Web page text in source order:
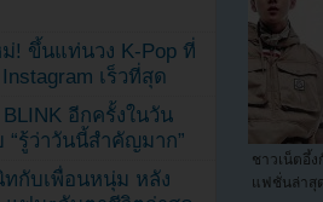
ชาวเน็ตอึ้
แฟชั่นล่าสุ
! ขึ้นแท่นวง K-Pop ที่
เร็วที่สุด
อีกครั้งในวัน
รู้ว่าวันนี้สำคัญมาก”
ทกับเพื่อนหนุ่ม หลัง